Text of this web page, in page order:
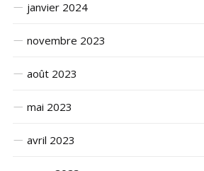
janvier 2024
novembre 2023
août 2023
mai 2023
avril 2023